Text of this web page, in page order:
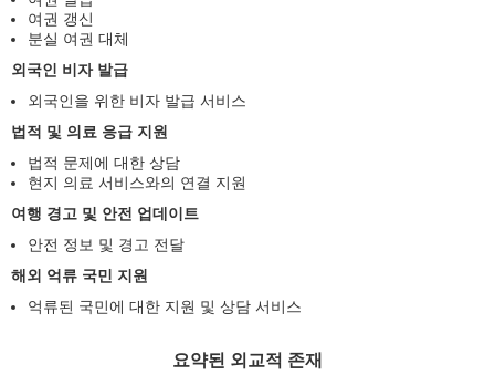
여권 갱신
분실 여권 대체
외국인 비자 발급
외국인을 위한 비자 발급 서비스
법적 및 의료 응급 지원
법적 문제에 대한 상담
현지 의료 서비스와의 연결 지원
여행 경고 및 안전 업데이트
안전 정보 및 경고 전달
해외 억류 국민 지원
억류된 국민에 대한 지원 및 상담 서비스
요약된 외교적 존재